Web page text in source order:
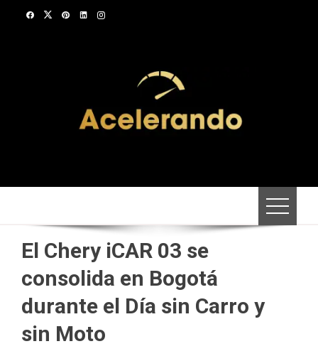
El Chery iCAR 03 se
consolida en Bogotá
durante el Día sin Carro y
sin Moto